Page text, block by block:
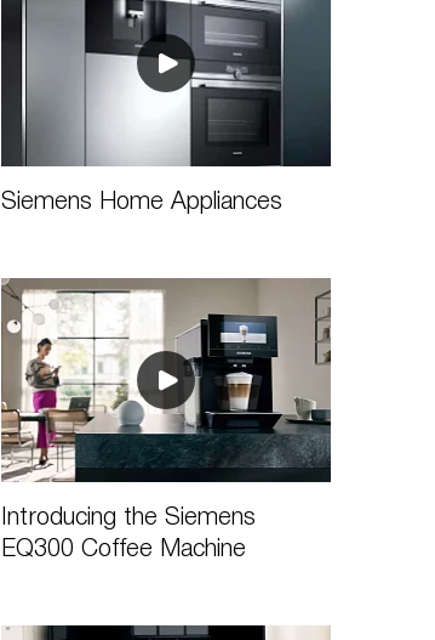
Siemens Home Appliances
Introducing the Siemens
EQ300 Coffee Machine